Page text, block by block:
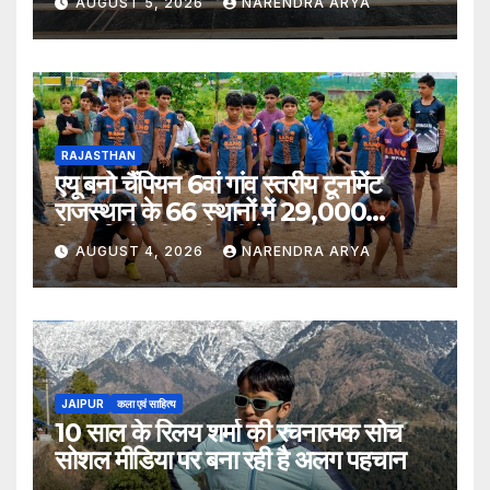
RAJASTHAN
एयू बनो चैंपियन 6वां गांव स्तरीय टूर्नामेंट
राजस्थान के 66 स्थानों में 29,000
खिलाड़ियों की भागीदारी के साथ संपन्न हुआ
AUGUST 4, 2026 NARENDRA ARYA
JAIPUR कला एवं साहित्य
10 साल के रिलय शर्मा की रचनात्मक सोच
सोशल मीडिया पर बना रही है अलग पहचान